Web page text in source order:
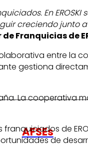
AFSEs
En
creciendo
Franquicias de
entre la
gestiona
La cooperativa
de
de